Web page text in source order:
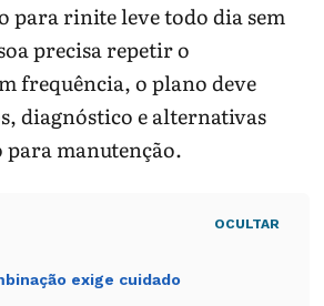
para rinite leve todo dia sem
precisa repetir o
frequência, o plano deve
diagnóstico e alternativas
manutenção.
OCULTAR
exige cuidado